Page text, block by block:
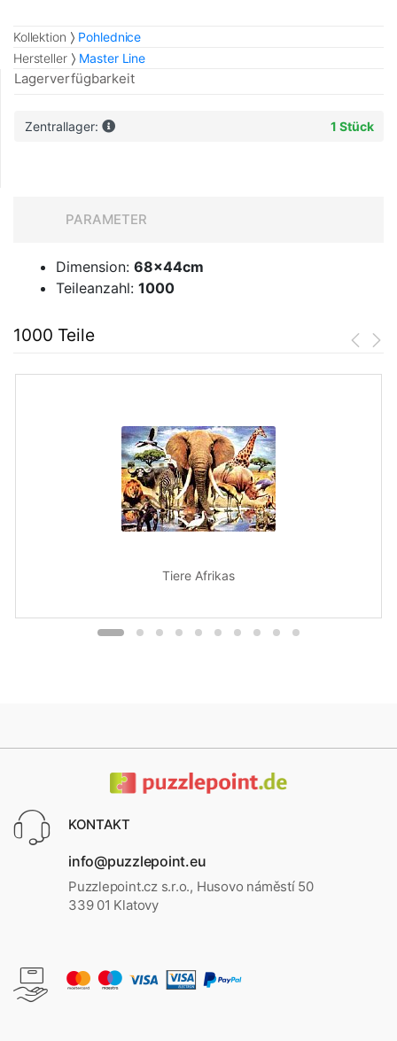
Kollektion
Pohlednice
Hersteller
Master Line
Lagerverfügbarkeit
Zentrallager: 1 Stück
PARAMETER
Dimension: 68x44cm
Teileanzahl: 1000
1000 Teile
Tiere Afrikas
KONTAKT
info@puzzlepoint.eu
Puzzlepoint.cz s.r.o., Husovo náměstí 50
339 01 Klatovy